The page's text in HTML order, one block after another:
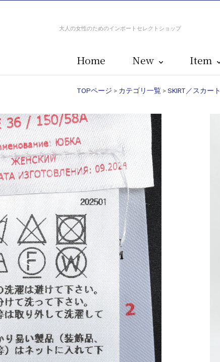
大人の女性のためのインポートセレクトショップ
Home New Item
TOPページ > カテゴリ一覧 >SKIRT／スカート